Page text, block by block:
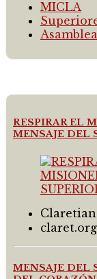
MICLA
RESPIRAR EL
MENSAJE DEL
claret.org
MENSAJE DEL